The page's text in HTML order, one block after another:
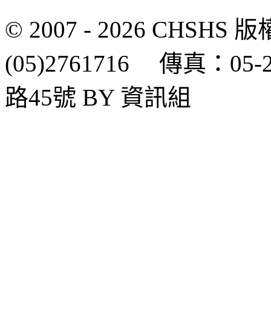
© 2007 - 2026 CHSHS
(05)2761716 傳真：05-
路45號 BY 資訊組